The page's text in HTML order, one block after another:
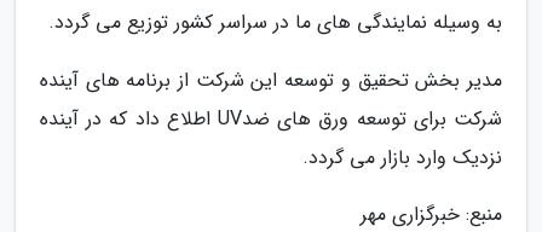
به وسیله نمایندگی های ما در سراسر کشور توزیع می گردد.
مدیر بخش تحقیق و توسعه این شرکت از برنامه های آینده
شرکت برای توسعه ورق های ضدUV اطلاع داد که در آینده
نزدیک وارد بازار می گردد.
منبع: خبرگزاری مهر